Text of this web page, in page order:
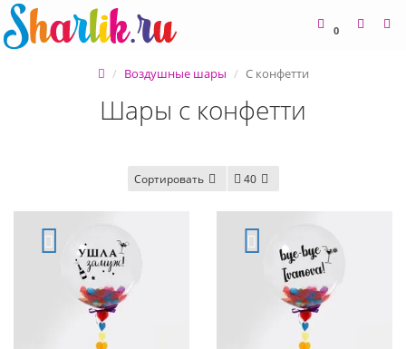
0
Воздушные шары С конфетти
Шары с конфетти
Сортировать 40